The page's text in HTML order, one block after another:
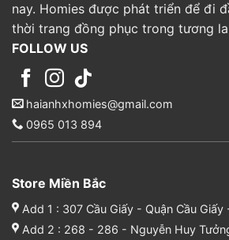
nay. Homies được phát triển để đi
thời trang đồng phục trong tương
FOLLOW US
haianhxhomies@gmail.com
0965 013 894
Store Miền Bắc
Add 1 : 307 Cầu Giấy - Quận Cầu Giấy
Add 2 : 268 - 286 - Nguyễn Huy